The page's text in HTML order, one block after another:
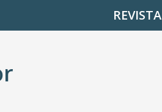
REVISTA